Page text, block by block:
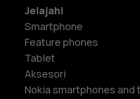
Jelajahi
Smartphone
Feature phones
Tablet
Aksesori
Nokia smartphones and